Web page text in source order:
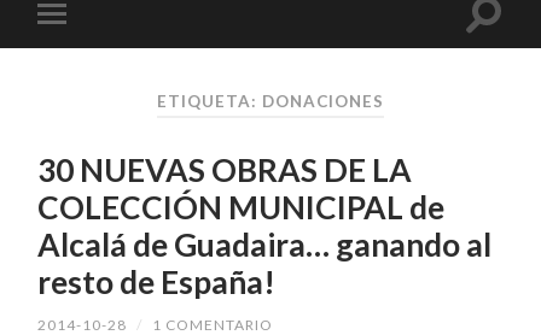
ETIQUETA: DONACIONES
30 NUEVAS OBRAS DE LA
COLECCIÓN MUNICIPAL de
Alcalá de Guadaira… ganando al
resto de España!
2014-10-28 / 1 COMENTARIO